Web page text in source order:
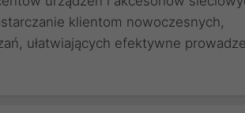
klientom nowoczesnych,
ułatwiających efektywne